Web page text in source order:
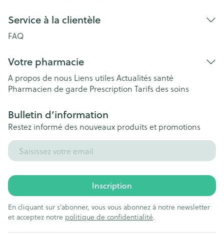
Service à la clientèle
FAQ
Votre pharmacie
A propos de nous Liens utiles Actualités santé
Pharmacien de garde Prescription Tarifs des soins
Bulletin d’information
Restez informé des nouveaux produits et promotions
Adresse mail
Inscription
En cliquant sur s'abonner, vous vous abonnez à notre newsletter
et acceptez notre politique de confidentialité.